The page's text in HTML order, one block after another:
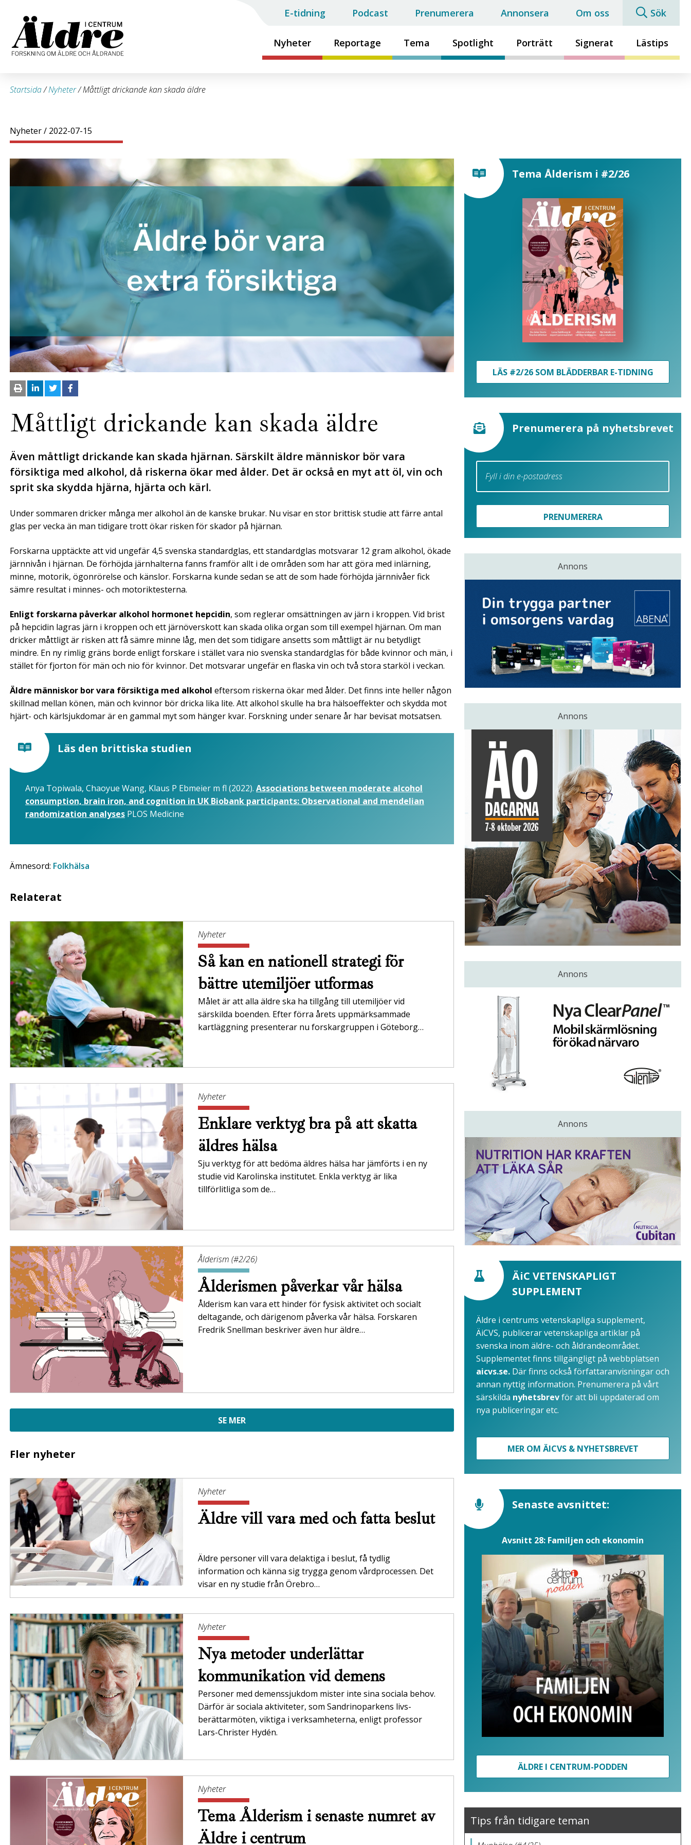
Nyheter Reportage Tema Spotlight Porträtt Signerat Lästips
E-tidning Podcast Prenumerera Annonsera Om oss Sök
Startsida/Nyheter/Måttligt drickande kan skada äldre
Nyheter/ 2022-07-15
Måttligt drickande kan skada äldre
Även måttligt drickande kan skada hjärnan. Särskilt äldre människor bör vara
försiktiga med alkohol, då riskerna ökar med ålder. Det är också en myt att öl, vin och
sprit ska skydda hjärna, hjärta och kärl.
Under sommaren dricker många mer alkohol än de kanske brukar. Nu visar en stor brittisk studie att färre antal
glas per vecka än man tidigare trott ökar risken för skador på hjärnan.
Forskarna upptäckte att vid ungefär 4,5 svenska standardglas, ett standardglas motsvarar 12 gram alkohol, ökade
järnnivån i hjärnan. De förhöjda järnhalterna fanns framför allt i de områden som har att göra med inlärning,
minne, motorik, ögonrörelse och känslor. Forskarna kunde sedan se att de som hade förhöjda järnnivåer fick
sämre resultat i minnes- och motoriktesterna.
Enligt forskarna påverkar alkohol hormonet hepcidin, som reglerar omsättningen av järn i kroppen. Vid brist
på hepcidin lagras järn i kroppen och ett järnöverskott kan skada olika organ som till exempel hjärnan. Om man
dricker måttligt är risken att få sämre minne låg, men det som tidigare ansetts som måttligt är nu betydligt
mindre. En ny rimlig gräns borde enligt forskare i stället vara nio svenska standardglas för både kvinnor och män, i
stället för fjorton för män och nio för kvinnor. Det motsvarar ungefär en flaska vin och två stora starköl i veckan.
Äldre människor bor vara försiktiga med alkohol eftersom riskerna ökar med ålder. Det finns inte heller någon
skillnad mellan könen, män och kvinnor bör dricka lika lite. Att alkohol skulle ha bra hälsoeffekter och skydda mot
hjärt- och kärlsjukdomar är en gammal myt som hänger kvar. Forskning under senare år har bevisat motsatsen.
Läs den brittiska studien
Anya Topiwala, Chaoyue Wang, Klaus P Ebmeier m fl (2022). Associations between moderate alcohol
consumption, brain iron, and cognition in UK Biobank participants: Observational and mendelian
randomization analyses PLOS Medicine
Ämnesord: Folkhälsa
Relaterat
Nyheter
Så kan en nationell strategi för
bättre utemiljöer utformas
Målet är att alla äldre ska ha tillgång till utemiljöer vid
särskilda boenden. Efter förra årets uppmärksammade
kartläggning presenterar nu forskargruppen i Göteborg…
Nyheter
Enklare verktyg bra på att skatta
äldres hälsa
Sju verktyg för att bedöma äldres hälsa har jämförts i en ny
studie vid Karolinska institutet. Enkla verktyg är lika
tillförlitliga som de…
Ålderism (#2/26)
Ålderismen påverkar vår hälsa
Ålderism kan vara ett hinder för fysisk aktivitet och socialt
deltagande, och därigenom påverka vår hälsa. Forskaren
Fredrik Snellman beskriver även hur äldre…
SE MER
Fler nyheter
Nyheter
Äldre vill vara med och fatta beslut
Äldre personer vill vara delaktiga i beslut, få tydlig
information och känna sig trygga genom vårdprocessen. Det
visar en ny studie från Örebro…
Nyheter
Nya metoder underlättar
kommunikation vid demens
Personer med demenssjukdom mister inte sina sociala behov.
Därför är sociala aktiviteter, som Sandrinoparkens livs­
berättarmöten, viktiga i verksamheterna,­ enligt professor
Lars-Christer Hydén.
Nyheter
Tema Ålderism i senaste numret av
Äldre i centrum
Tema Ålderism i #2/26
LÄS #2/26 SOM BLÄDDERBAR E-TIDNING
Prenumerera på nyhetsbrevet
PRENUMERERA
Annons
Annons
Annons
Annons
ÄiC VETENSKAPLIGT
SUPPLEMENT
Äldre i centrums vetenskapliga supplement,
ÄiCVS, publicerar vetenskapliga artiklar på
svenska inom äldre- och åldrandeområdet.
Supplementet finns tillgängligt på webbplatsen
aicvs.se. Där finns också författaranvisningar och
annan nyttig information. Prenumerera på vårt
särskilda nyhetsbrevför att bli uppdaterad om
nya publiceringar etc.
MER OM ÄICVS & NYHETSBREVET
Senaste avsnittet:
Avsnitt 28: Familjen och ekonomin
ÄLDRE I CENTRUM-PODDEN
Tips från tidigare teman